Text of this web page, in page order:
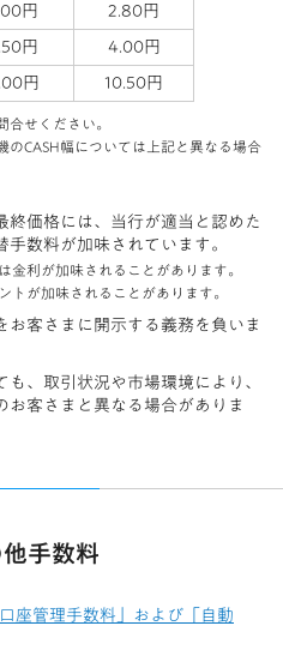
円 2.80円
円 4.00円
円 10.50円
合せください。
のCASH幅については上記と異なる場合
終価格には、当行が適当と認めた
数料が加味されています。
金利が加味されることがあります。
トが加味されることがあります。
お客さまに開示する義務を負いま
、取引状況や市場環境により、
お客さまと異なる場合がありま
手数料
座管理手数料」および「自動